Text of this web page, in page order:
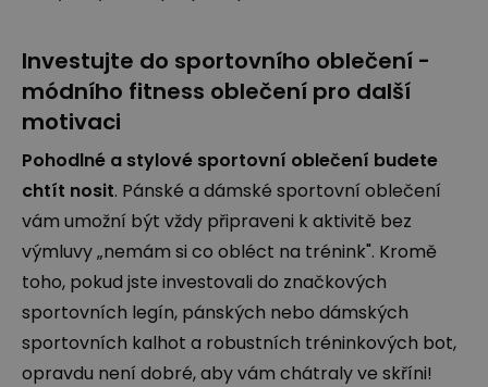
Investujte do sportovního oblečení -
módního fitness oblečení pro další
motivaci
Pohodlné a stylové sportovní oblečení budete
chtít nosit. Pánské a dámské sportovní oblečení
vám umožní být vždy připraveni k aktivitě bez
výmluvy „nemám si co obléct na trénink". Kromě
toho, pokud jste investovali do značkových
sportovních legín, pánských nebo dámských
sportovních kalhot a robustních tréninkových bot,
opravdu není dobré, aby vám chátraly ve skříni!